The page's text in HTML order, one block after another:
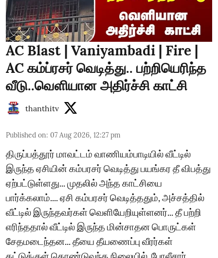
AC Blast | Vaniyambadi | Fire |
AC கம்ப்ரசர் வெடித்து.. பற்றியெரிந்த
வீடு..வெளியான அதிர்ச்சி காட்சி
thanthitv
Published on: 07 Aug 2026, 12:27 pm
திருப்பத்தூர் மாவட்டம் வாணியம்பாடியில் வீட்டில்
இருந்த ஏசியின் கம்பரசர் வெடித்து பயங்கர தீ விபத்து
ஏற்பட்டுள்ளது... முதலில் அந்த காட்சியை
பார்க்கலாம்.... ஏசி கம்பரசர் வெடித்ததும், அச்சத்தில்
வீட்டில் இருந்தவர்கள் வெளியேறியுள்ளனர்... தீ பற்றி
எரிந்ததால் வீட்டில் இருந்த மின்சாதன பொருட்கள்
சேதமடைந்தன... தீயை தீயணைப்பு வீரர்கள்
கட்டுக்குள் கொண்டுவந்த நிலையில், போலீசார்